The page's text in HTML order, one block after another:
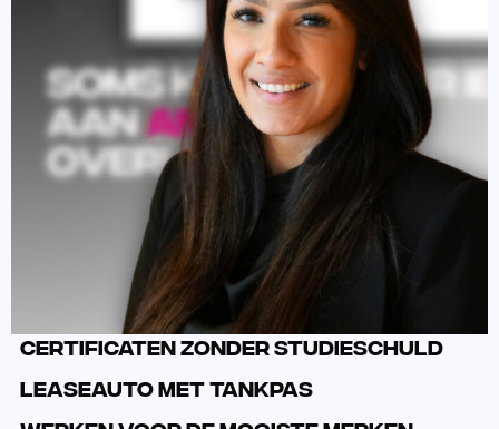
Certificaten zonder studieschuld
Leaseauto met tankpas